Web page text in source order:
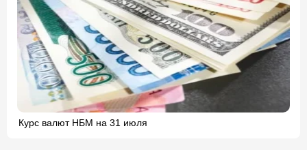
Курс валют НБМ на 31 июля